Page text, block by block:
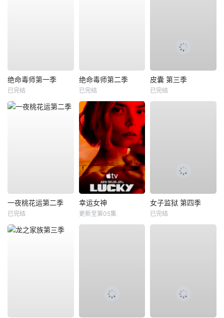
绝命毒师第一季
已完结
绝命毒师第二季
已完结
皮囊 第三季
已完结
一夜桃花运第二季
已完结
幸运女神
更新至第05集
女子监狱 第四季
已完结